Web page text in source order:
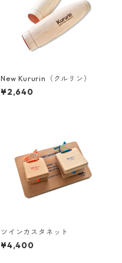
New Kururin（クルリン）
¥2,640
ツインカスタネット
¥4,400